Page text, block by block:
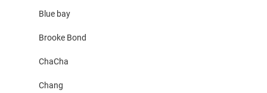
Blue bay
Brooke Bond
ChaCha
Chang